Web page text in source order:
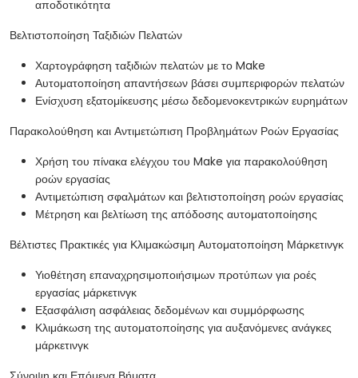
αποδοτικότητα
Βελτιστοποίηση Ταξιδιών Πελατών
Χαρτογράφηση ταξιδιών πελατών με το Make
Αυτοματοποίηση απαντήσεων βάσει συμπεριφορών πελατών
Ενίσχυση εξατομίκευσης μέσω δεδομενοκεντρικών ευρημάτων
Παρακολούθηση και Αντιμετώπιση Προβλημάτων Ροών Εργασίας
Χρήση του πίνακα ελέγχου του Make για παρακολούθηση
ροών εργασίας
Αντιμετώπιση σφαλμάτων και βελτιστοποίηση ροών εργασίας
Μέτρηση και βελτίωση της απόδοσης αυτοματοποίησης
Βέλτιστες Πρακτικές για Κλιμακώσιμη Αυτοματοποίηση Μάρκετινγκ
Υιοθέτηση επαναχρησιμοποιήσιμων προτύπων για ροές
εργασίας μάρκετινγκ
Εξασφάλιση ασφάλειας δεδομένων και συμμόρφωσης
Κλιμάκωση της αυτοματοποίησης για αυξανόμενες ανάγκες
μάρκετινγκ